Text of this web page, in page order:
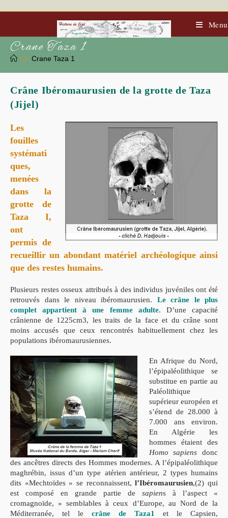
to
Menu
Crane Taza 1
>> Crane Taza 1
Crâne Ibéromaurusien de la grotte de Taza
(Jijel)
Les
fouilles
systémati
ques,
menées
dans la
grotte de
Taza I,
ont
permis de
recueillir un abondant matériel archéologique ainsi
que des restes humains.
Plusieurs restes osseux attribués à des individus juvéniles ont été
retrouvés dans le niveau ibéromaurusien. Le crâne le plus
complet appartient à une femme adulte. D’une capacité
crânienne de 1225cm3, les traits de la face et du crâne sont
moins accusés que ceux rencontrés habituellement chez les
populations ibéromaurusiennes.
En Afrique du Nord,
l’épipaléolithique se
substitue en partie au
Paléolithique
supérieur européen et
s’étend de 28.000 à
7.000 ans environ.
En Algérie les
hommes étaient des
Homo sapiens donc
des ancêtres directs des Hommes modernes. A l’épipaléolithique
maghrébin, issus d’un type atérien antérieur, 2 types humains
dits «Mechtoïdes » se reconnaissent,l’Ibéromaurusien,(2) qui
est composé en grande partie de sapiens à l’aspect «
cromagnoïde, » semblables à ceux d’Europe, au Nord de la
Méditerranée, tel le crâne de Taza1
et le Capsien,